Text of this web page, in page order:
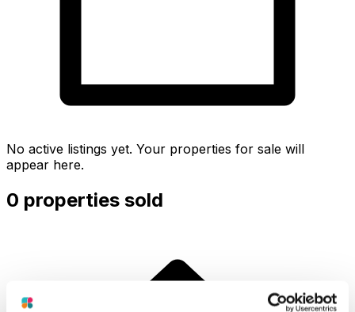
No active listings yet. Your properties for sale will
appear here.
0 properties sold